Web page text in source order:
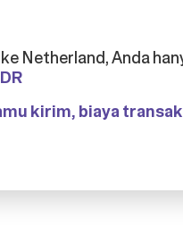
Netherland, Anda
kirim, biaya